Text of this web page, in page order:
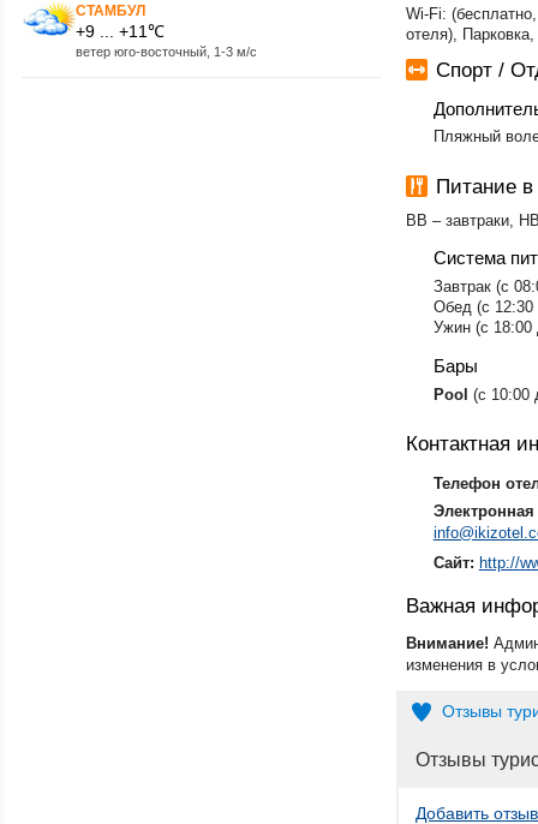
СТАМБУЛ
+9 ... +11℃
ветер юго-восточный, 1-3 м/с
Wi-Fi:
отеля),
Спорт /
​Пляжный
Питание
BB – завтраки,
Система
Завтрак (с
Обед (с
Ужин (с
Бары
Pool (с 10:00
Контактная
Телефон
Электронная
Сайт: http://
Важная
Внимание!
изменения в
Отзывы
Отзывы
Добавить отзыв